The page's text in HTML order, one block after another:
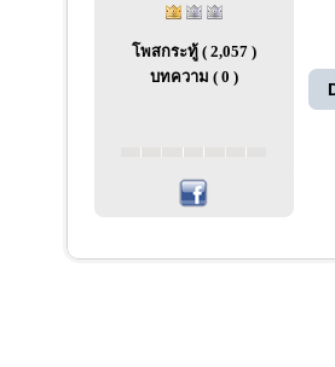
โพสกระทู้ ( 2,057 )
บทความ ( 0 )